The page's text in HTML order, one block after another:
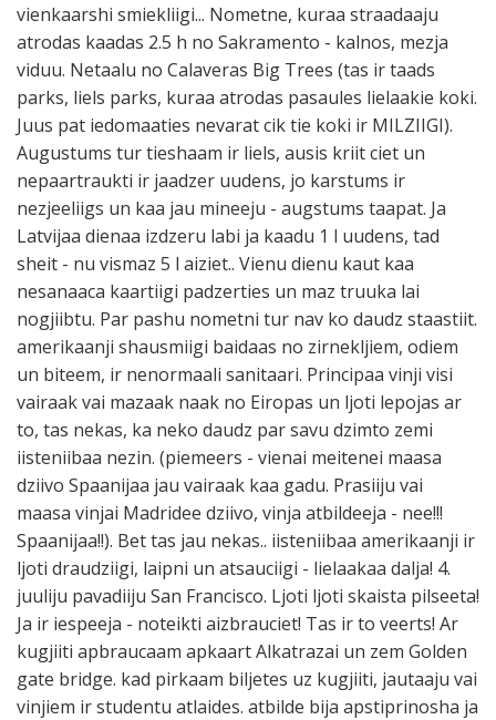
vienkaarshi smiekliigi... Nometne, kuraa straadaaju
atrodas kaadas 2.5 h no Sakramento - kalnos, mezja
viduu. Netaalu no Calaveras Big Trees (tas ir taads
parks, liels parks, kuraa atrodas pasaules lielaakie koki.
Juus pat iedomaaties nevarat cik tie koki ir MILZIIGI).
Augustums tur tieshaam ir liels, ausis kriit ciet un
nepaartraukti ir jaadzer uudens, jo karstums ir
nezjeeliigs un kaa jau mineeju - augstums taapat. Ja
Latvijaa dienaa izdzeru labi ja kaadu 1 l uudens, tad
sheit - nu vismaz 5 l aiziet.. Vienu dienu kaut kaa
nesanaaca kaartiigi padzerties un maz truuka lai
nogjiibtu. Par pashu nometni tur nav ko daudz staastiit.
amerikaanji shausmiigi baidaas no zirnekljiem, odiem
un biteem, ir nenormaali sanitaari. Principaa vinji visi
vairaak vai mazaak naak no Eiropas un ljoti lepojas ar
to, tas nekas, ka neko daudz par savu dzimto zemi
iisteniibaa nezin. (piemeers - vienai meitenei maasa
dziivo Spaanijaa jau vairaak kaa gadu. Prasiiju vai
maasa vinjai Madridee dziivo, vinja atbildeeja - nee!!!
Spaanijaa!!). Bet tas jau nekas.. iisteniibaa amerikaanji ir
ljoti draudziigi, laipni un atsauciigi - lielaakaa dalja! 4.
juuliju pavadiiju San Francisco. Ljoti ljoti skaista pilseeta!
Ja ir iespeeja - noteikti aizbrauciet! Tas ir to veerts! Ar
kugjiiti apbraucaam apkaart Alkatrazai un zem Golden
gate bridge. kad pirkaam biljetes uz kugjiiti, jautaaju vai
vinjiem ir studentu atlaides. atbilde bija apstiprinosha ja